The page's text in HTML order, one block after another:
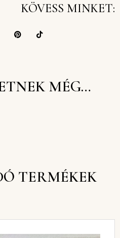
KÖVESS MINKET:
MÉG…
TERMÉKEK